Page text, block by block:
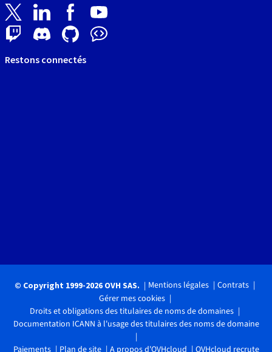
Restons connectés
© Copyright 1999-2026 OVH SAS. Mentions légales
Contrats
Gérer mes cookies
Droits et obligations des titulaires de noms de domaines
Documentation ICANN à l'usage des titulaires des noms de domaine
Paiements Plan de site A propos d'OVHcloud OVHcloud recrute